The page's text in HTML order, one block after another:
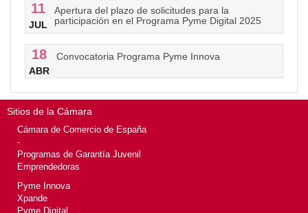
11
JUL
Apertura del plazo de solicitudes para la
participación en el Programa Pyme Digital 2025
18
ABR
Convocatoria Programa Pyme Innova
Sitios de la Cámara
Cámara de Comercio de España
-
Programas de Garantía Juvenil
Emprendedoras
Pyme Innova
Xpande
Pyme Digital